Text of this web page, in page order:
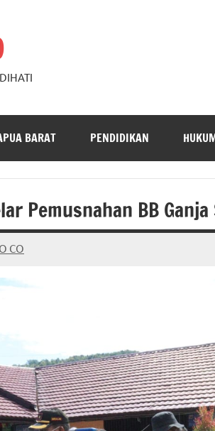
BARAT PENDIDIKAN
Pemusnahan BB
CO